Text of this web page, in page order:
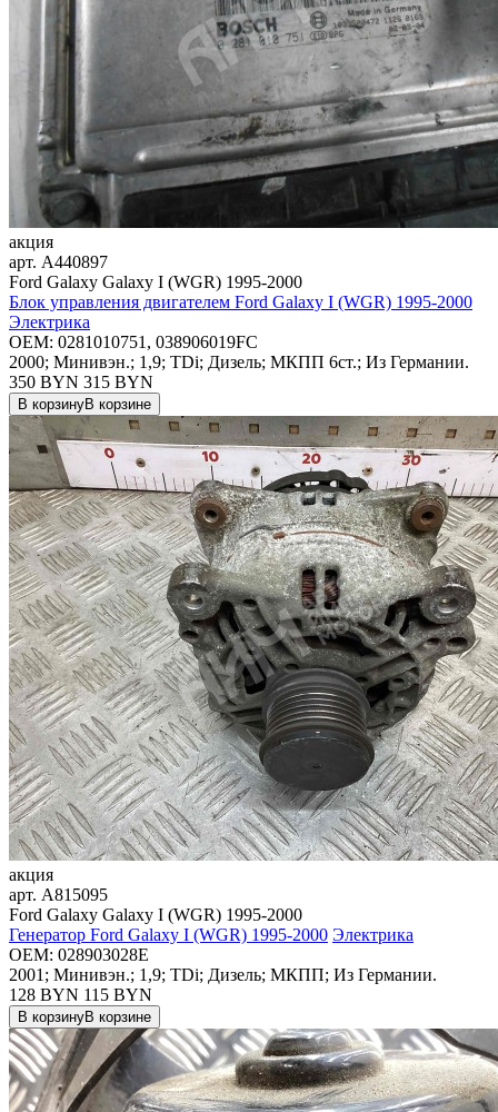
акция
арт. A440897
Ford Galaxy Galaxy I (WGR) 1995-2000
Блок управления двигателем Ford Galaxy I (WGR) 1995-2000
Электрика
OEM: 0281010751, 038906019FC
2000; Минивэн.; 1,9; TDi; Дизель; МКПП 6ст.; Из Германии.
350 BYN 315 BYN
В корзинуВ корзине
акция
арт. A815095
Ford Galaxy Galaxy I (WGR) 1995-2000
Генератор Ford Galaxy I (WGR) 1995-2000 Электрика
OEM: 028903028E
2001; Минивэн.; 1,9; TDi; Дизель; МКПП; Из Германии.
128 BYN 115 BYN
В корзинуВ корзине